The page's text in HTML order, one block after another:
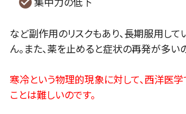
集中力の低下
など副作用のリスクもあり、長期服用して
ん。また、薬を止めると症状の再発が多い
寒冷という物理的現象に対して、西洋医
ことは難しいのです。